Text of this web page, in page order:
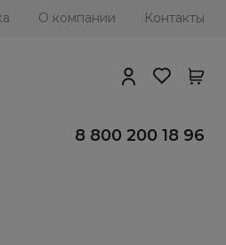
О компании Контакты
8 800 200 18 96